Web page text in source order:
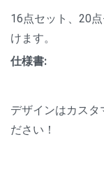
16点セット、20
けます。
仕様書:
デザインはカスタ
ださい！